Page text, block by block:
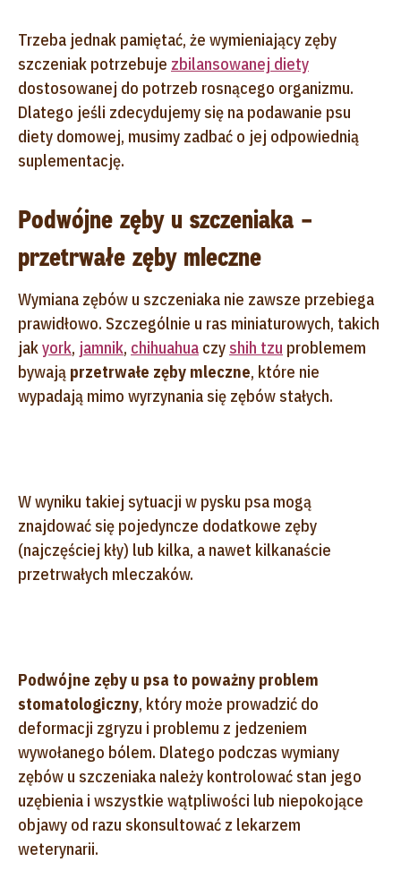
Trzeba jednak pamiętać, że wymieniający zęby
szczeniak potrzebuje zbilansowanej diety
dostosowanej do potrzeb rosnącego organizmu.
Dlatego jeśli zdecydujemy się na podawanie psu
diety domowej, musimy zadbać o jej odpowiednią
suplementację.
Podwójne zęby u szczeniaka –
przetrwałe zęby mleczne
Wymiana zębów u szczeniaka nie zawsze przebiega
prawidłowo. Szczególnie u ras miniaturowych, takich
jakyork, jamnik, chihuahua czy shih tzu problemem
bywają przetrwałe zęby mleczne, które nie
wypadają mimo wyrzynania się zębów stałych.
W wyniku takiej sytuacji w pysku psa mogą
znajdować się pojedyncze dodatkowe zęby
(najczęściej kły) lub kilka, a nawet kilkanaście
przetrwałych mleczaków.
Podwójne zęby u psa to poważny problem
stomatologiczny, który może prowadzić do
deformacji zgryzu i problemu z jedzeniem
wywołanego bólem. Dlatego podczas wymiany
zębów u szczeniaka należy kontrolować stan jego
uzębienia i wszystkie wątpliwości lub niepokojące
objawy od razu skonsultować z lekarzem
weterynarii.